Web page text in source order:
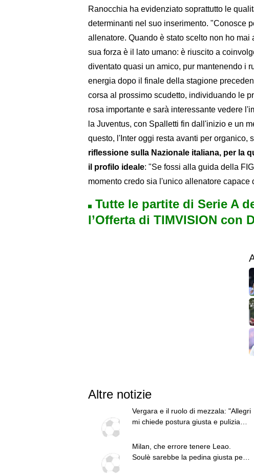
Ranocchia ha evidenziato soprattutto le
determinanti nel suo inserimento. "Conosce
allenatore. Quando è stato scelto non ho
sua forza è il lato umano: è riuscito a
diventato quasi un amico, pur mantenendo i
energia dopo il finale della stagione
corsa al prossimo scudetto, individuando le
rosa importante e sarà interessante vedere
la Juventus, con Spalletti fin dall'inizio e un
questo, l'Inter oggi resta avanti per organico,
riflessione sulla Nazionale italiana, per la
il profilo ideale: "Se fossi alla guida della
momento credo sia l'unico allenatore
Tutte le partite di Serie A
l’Offerta di TIMVISION con
Altre notizie
Vergara e il ruolo di mezzala: "Allegri
mi chiede postura giusta e pulizia
Milan, che errore tenere Leao.
Soulè sarebbe la pedina giusta per